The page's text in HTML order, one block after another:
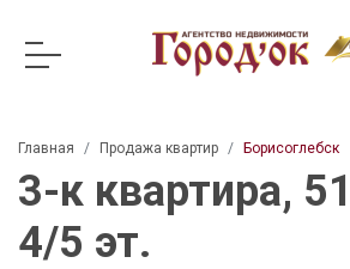
Главная Продажа квартир Борисоглебск
3-к квартира,
4/5 эт.